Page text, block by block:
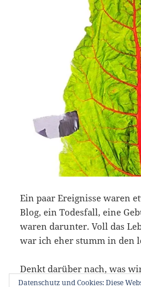
Ein paar Ereignisse waren
Blog, ein Todesfall, eine
waren darunter. Voll das
war ich eher stumm in den
Denkt darüber nach, was
euch, für uns.
Datenschutz und Cookies: Diese